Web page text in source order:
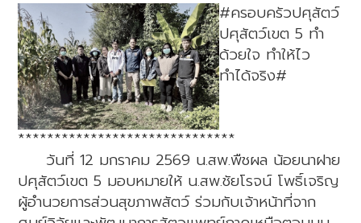
#ครอบครัวปศุสัตว์
ปศุสัตว์เขต 5 ทำ
ด้วยใจ ทำให้ไว
ทำได้จริง#
******************************
วันที่ 12 มกราคม 2569 น.สพ.พืชผล น้อยนาฝาย
ปศุสัตว์เขต 5 มอบหมายให้ น.สพ.ชัยโรจน์ โพธิ์เจริญ
ผู้อำนวยการส่วนสุขภาพสัตว์ ร่วมกับเจ้าหน้าที่จาก